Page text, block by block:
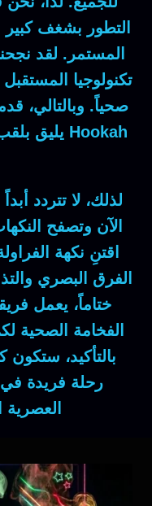
التطور بشغف كبير
المستمر. لقد
تكنولوجيا المستقبل
صحياً. وبالتالي،
Hookah يليق
لذلك، لا تتردد
الآن وتصفح
اقتنِ نكهة
الفرق البصري
ختاماً، يعمل
الفخامة الصحية
بالتأكيد، ستكون
رحلة فريدة في
العصرية